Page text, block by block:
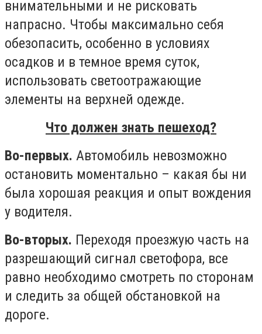
внимательными и не рисковать
напрасно. Чтобы максимально себя
обезопасить, особенно в условиях
осадков и в темное время суток,
использовать светоотражающие
элементы на верхней одежде.
Что должен знать пешеход?
Во-первых. Автомобиль невозможно
остановить моментально – какая бы ни
была хорошая реакция и опыт вождения
у водителя.
Во-вторых. Переходя проезжую часть на
разрешающий сигнал светофора, все
равно необходимо смотреть по сторонам
и следить за общей обстановкой на
дороге.